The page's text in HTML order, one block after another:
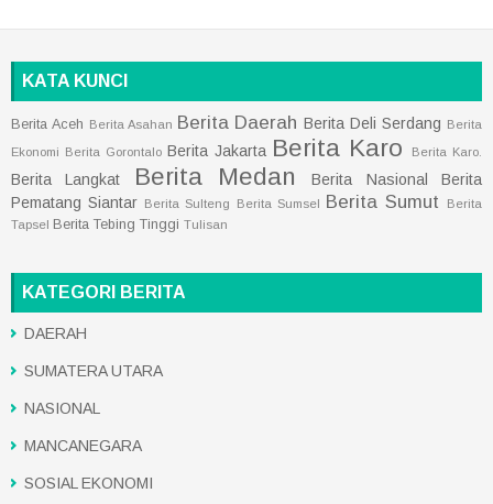
KATA KUNCI
Berita Aceh Berita Asahan Berita Daerah Berita Deli Serdang Berita
Ekonomi Berita Gorontalo Berita Jakarta Berita Karo Berita Karo.
Berita Langkat Berita Medan Berita Nasional
Berita
Pematang Siantar Berita Sulteng Berita Sumsel Berita Sumut
Berita
Tapsel Berita Tebing Tinggi Tulisan
KATEGORI BERITA
DAERAH
SUMATERA UTARA
NASIONAL
MANCANEGARA
SOSIAL EKONOMI